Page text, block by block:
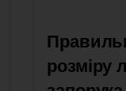
розміру